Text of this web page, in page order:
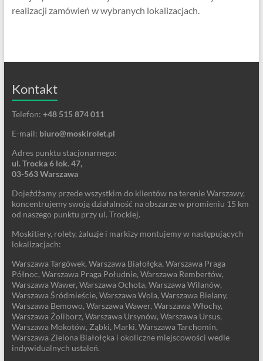
realizacji zamówień w wybranych lokalizacjach.
Kontakt
Telefon: +48 515 874 011
E-mail: biuro@moskirolet.pl
Adres punktu stacjonarnego:
ul. Trocka 6 lok. 47,
03-563 Warszawa
Dojeżdżamy przede wszystkim do klientów na terenie Warszawy,
koncentrujemy swoją działalność na obszarze w promieniu 15 km
od naszego punktu przy ul. Trockiej.
Moskitiery, rolety, żaluzje i markizy montujemy w następujących
lokalizacjach:
Warszawa Targówek, Warszawa Białołęka, Warszawa Praga
Północ, Warszawa Praga Południe, Warszawa Rembertów,
Warszawa Wawer, Warszawa Ochota, Warszawa Wilanów,
Warszawa Śródmieście, Warszawa Wola, Warszawa Bielany,
Warszawa Bemowo, Warszawa Wawer, Warszawa Włochy,
Warszawa Żoliborz, Warszawa Ursynów, Warszawa Ursus,
Warszawa Mokotów, Ząbki, Marki, Warszawa Tarchomin,
Warszawa Zielona Białołęka i okoliczne miejscowości wedle
indywidualnych ustaleń.